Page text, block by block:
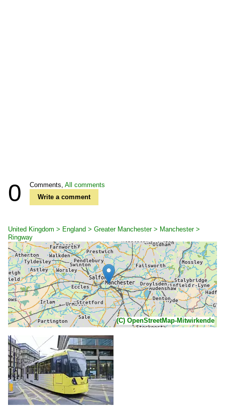
0 Comments, All comments
Write a comment
United Kingdom > England > Greater Manchester > Manchester >
Ringway
(C) OpenStreetMap-Mitwirkende